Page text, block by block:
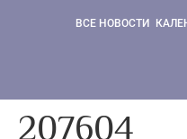
ВСЕ НОВОСТИ
207604